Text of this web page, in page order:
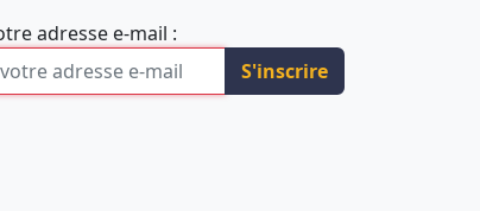
adresse e-mail :
S'inscrire